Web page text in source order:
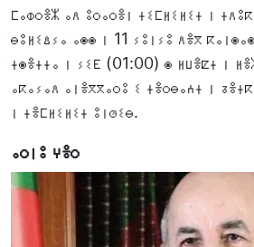
ⵎⴰⵀⵔⴻⵣ ⴰⴷ ⵓⵔⴰⵔⴻⵏ ⵜⵉⵎⵍⵉⵍⵉⵜ ⵏ
ⴱⵓⵍⵉⵠⵢⴰ ⴰⵙⵙ ⵏ 11 ⵢⵓⵏⵢⵓ ⴷⴻⴳ
ⵜⵙⴻⵜⵜⴰ ⵏ ⵢⵉⴹ (01:00) ⵙ ⵍⵡⴻⵇⵜ ⵏ
ⴰⴽⴰⵢⴰⴷ ⴰⵏⴻⴳⴳⴰⵔⵓ ⵉ ⵜⴻⵔⴱⴰⵄⵜ ⵏ
ⵏ ⵜⴻⵎⵍⵉⵍⵉⵜ ⵓⵏⵚⵉⴱ.
ⴰⵔⵏⵓ ⵖⴻⵔ